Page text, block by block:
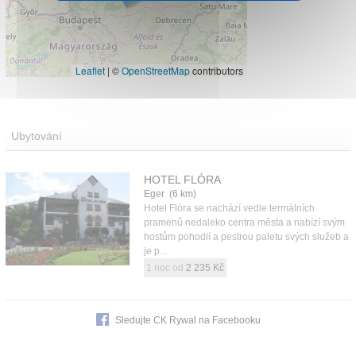
Leaflet | ©OpenStreetMapcontributors
Ubytování
HOTEL FLÓRA
Eger (6 km)
Hotel Flóra se nachází vedle termálních
pramenů nedaleko centra města a nabízí svým
hostům pohodlí a pestrou paletu svých služeb a
je p...
1 noc od 2 235 Kč
Sledujte CK Rywal na Facebooku